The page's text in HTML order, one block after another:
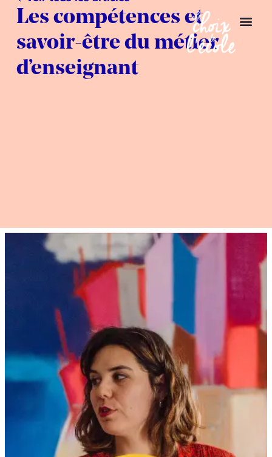
Les compétences et
savoir-être du métier
d’enseignant